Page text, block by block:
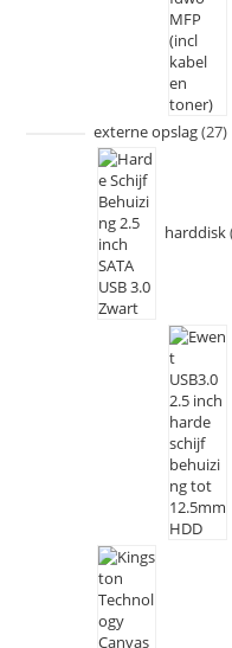
externe opslag 27
harddisk